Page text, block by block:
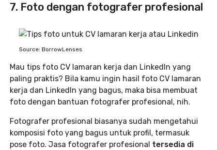
7. Foto dengan fotografer profesional
Source: BorrowLenses
Mau tips foto CV lamaran kerja dan LinkedIn yang
paling praktis? Bila kamu ingin hasil foto CV lamaran
kerja dan LinkedIn yang bagus, maka bisa membuat
foto dengan bantuan fotografer profesional, nih.
Fotografer profesional biasanya sudah mengetahui
komposisi foto yang bagus untuk profil, termasuk
pose foto. Jasa fotografer profesional tersedia di